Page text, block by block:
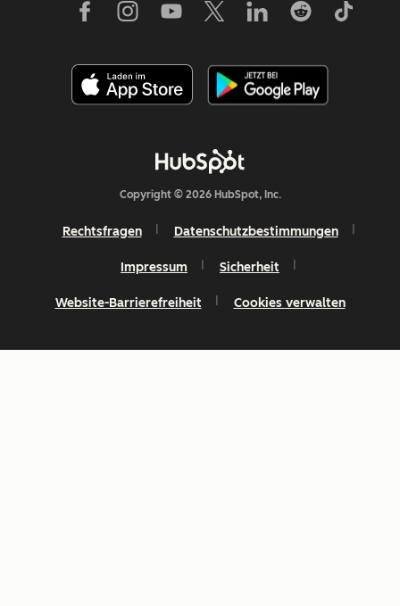
Copyright © 2026 HubSpot, Inc.
Rechtsfragen Datenschutzbestimmungen
Impressum Sicherheit
Website-Barrierefreiheit Cookies verwalten